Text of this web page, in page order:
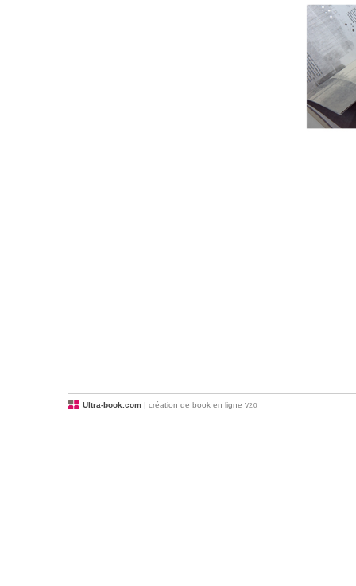
Ultra-book.com| création de book en ligne V2.0